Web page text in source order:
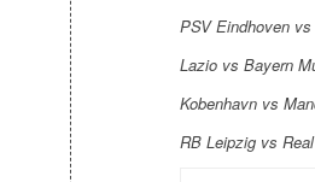
PSV Eindhoven
Lazio vs Bayern
Kobenhavn vs
RB Leipzig vs